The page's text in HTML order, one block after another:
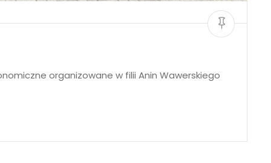
organizowane w filii Anin Wawerskiego